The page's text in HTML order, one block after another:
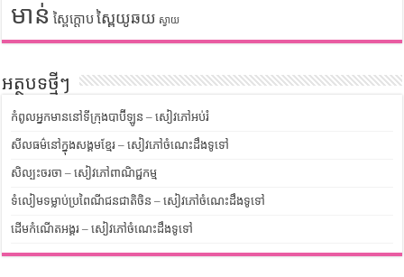
មាន់ ស្ពៃក្តោប ស្ពៃយូឆយ ស្វាយ
អត្ថបទថ្មីៗ
កំពូលអ្នកមាននៅទីក្រុងបាប៊ីឡូន – សៀវភៅអប់រំ
សីលធម៌នៅក្នុងសង្គមខ្មែរ – សៀវភៅចំណេះដឹងទូទៅ
សិល្បះចរចា – សៀវភៅពាណិជ្ជកម្ម
ទំលៀមទម្លាប់ប្រពៃណីជនជាតិចិន – សៀវភៅចំណេះដឹងទូទៅ
ដើមកំណើតអង្គរ – សៀវភៅចំណេះដឹងទូទៅ